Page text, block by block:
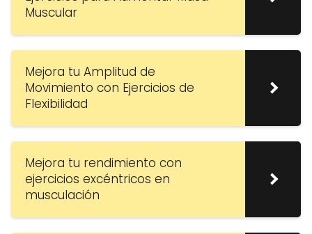
Muscular
Mejora tu Amplitud de
Movimiento con Ejercicios de
Flexibilidad
Mejora tu rendimiento con
ejercicios excéntricos en
musculación